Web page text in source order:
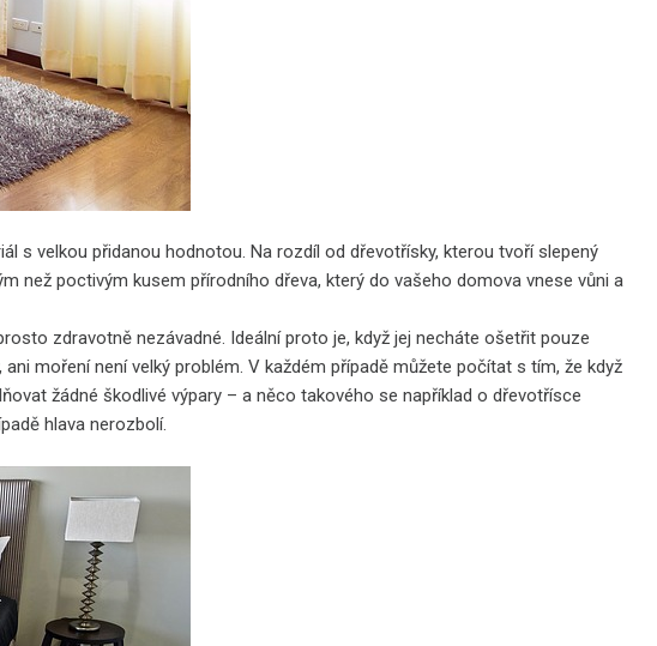
s velkou přidanou hodnotou. Na rozdíl od dřevotřísky, kterou tvoří slepený
než poctivým kusem přírodního dřeva, který do vašeho domova vnese vůni a
zdravotně nezávadné. Ideální proto je, když jej necháte ošetřit pouze
moření není velký problém. V každém případě můžete počítat s tím, že když
žádné škodlivé výpary – a něco takového se například o dřevotřísce
hlava nerozbolí.